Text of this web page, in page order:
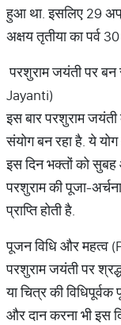
हुआ था. इसलिए 29
अक्षय तृतीया का पर्व
परशुराम जयंती पर
Jayanti)
इस बार परशुराम जयंती
संयोग बन रहा है. ये
इस दिन भक्तों को
परशुराम की पूजा-
प्राप्ति होती है.
पूजन विधि और महत्व
परशुराम जयंती पर
या चित्र की
और दान करना भी इस